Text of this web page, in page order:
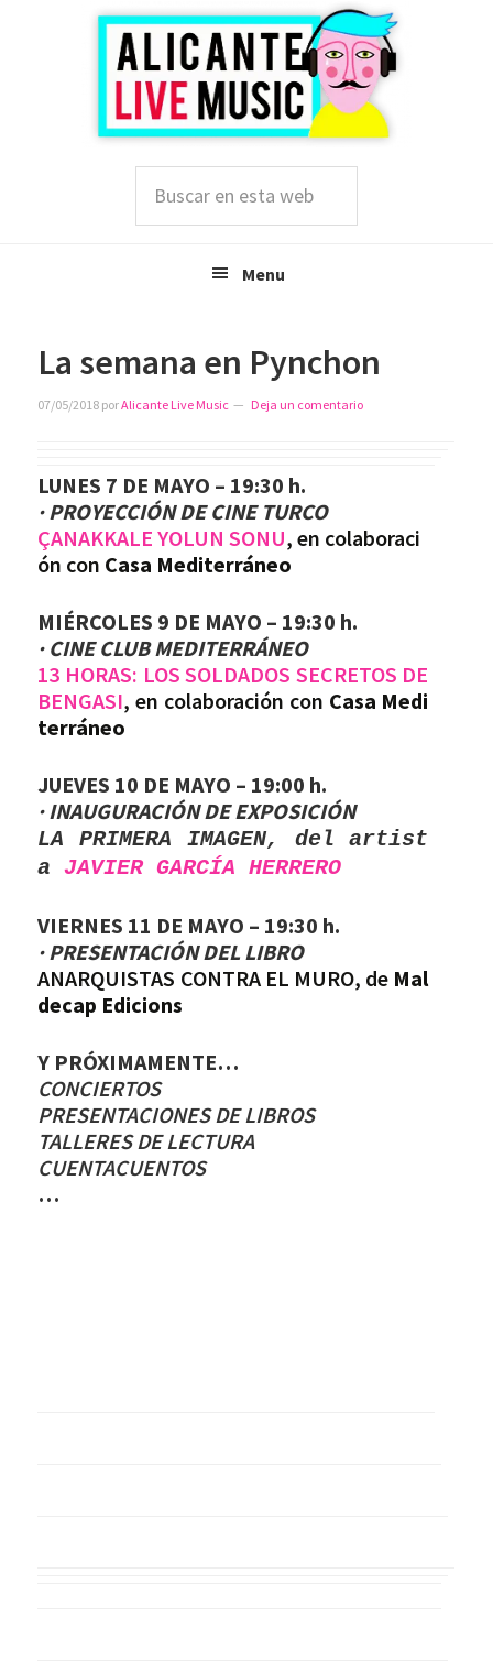
esta
Menu
La semana en Pynchon
07/05/2018 porAlicante Live Music Deja un comentario
LUNES 7 DE MAYO – 19:30 h.
· PROYECCIÓN DE CINE TURCO
ÇANAKKALE YOLUN SONU, en colaboraci
ón con Casa Mediterráneo
MIÉRCOLES 9 DE MAYO – 19:30 h.
· CINE CLUB MEDITERRÁNEO
13 HORAS: LOS SOLDADOS SECRETOS DE
BENGASI, en colaboración con Casa Medi
terráneo
JUEVES 10 DE MAYO – 19:00 h.
· INAUGURACIÓN DE EXPOSICIÓN
LA PRIMERA IMAGEN, del artist
aJAVIER GARCÍA HERRERO
VIERNES 11 DE MAYO – 19:30 h.
· PRESENTACIÓN DEL LIBRO
ANARQUISTAS CONTRA EL MURO, de Mal
decap Edicions
Y PRÓXIMAMENTE…
CONCIERTOS
PRESENTACIONES DE LIBROS
TALLERES DE LECTURA
CUENTACUENTOS
…